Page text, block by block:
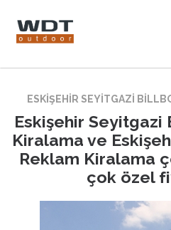
ESKIŞEHIR SEYITGAZI
Eskişehir
Kiralama ve
Reklam Kiralama
çok özel